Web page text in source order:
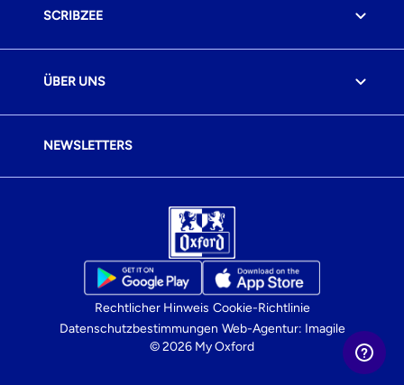
SCRIBZEE
ÜBER UNS
NEWSLETTERS
Rechtlicher Hinweis Cookie-Richtlinie
Datenschutzbestimmungen Web-Agentur: Imagile
© 2026 My Oxford